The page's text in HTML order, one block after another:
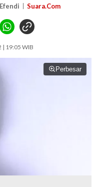
Suara.Com
| 19:05 WIB
Perbesar